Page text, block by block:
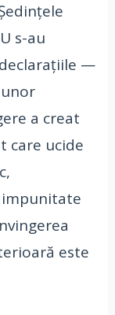
s-au
—
a creat
care ucide
impunitate
este